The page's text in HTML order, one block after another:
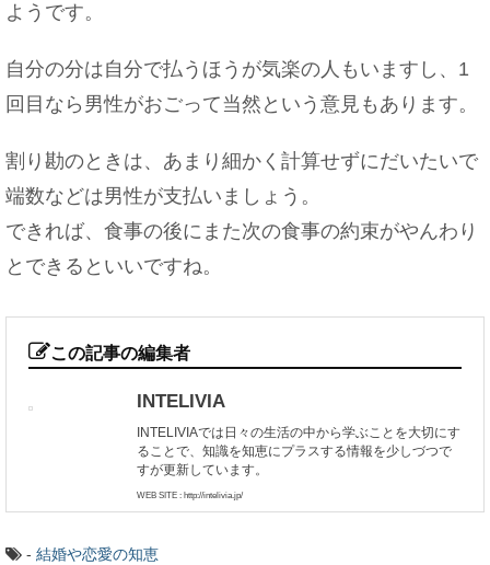
ようです。
自分の分は自分で払うほうが気楽の人もいますし、1
回目なら男性がおごって当然という意見もあります。
割り勘のときは、あまり細かく計算せずにだいたいで
端数などは男性が支払いましょう。
できれば、食事の後にまた次の食事の約束がやんわり
とできるといいですね。
この記事の編集者
INTELIVIA
INTELIVIAでは日々の生活の中から学ぶことを大切にす
ることで、知識を知恵にプラスする情報を少しづつで
すが更新しています。
WEB SITE : http://intelivia.jp/
- 結婚や恋愛の知恵